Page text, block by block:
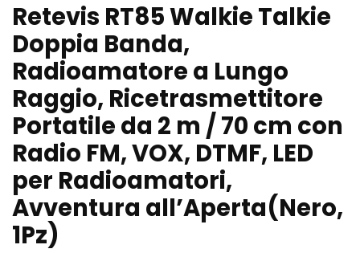
Retevis RT85 Walkie Talkie
Doppia Banda,
Radioamatore a Lungo
Raggio, Ricetrasmettitore
Portatile da 2 m / 70 cm con
Radio FM, VOX, DTMF, LED
per Radioamatori,
Avventura all’Aperta(Nero,
1Pz)